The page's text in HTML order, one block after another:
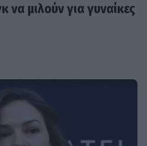
να μιλούν για γυναίκες